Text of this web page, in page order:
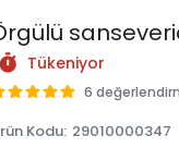
Tükeniyor
6
Kodu: 29010000347